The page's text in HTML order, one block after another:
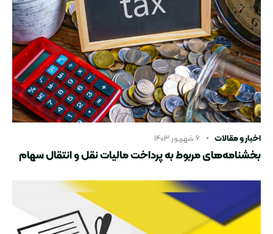
اخبار و مقالات ۶ شهریور ۱۴۰۳
بخشنامه‌های مربوط به پرداخت مالیات نقل و انتقال سهام